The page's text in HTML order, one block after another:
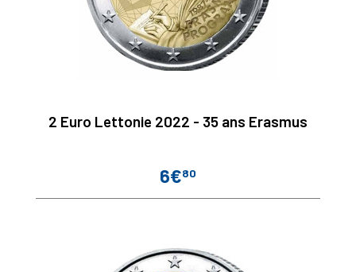
2 Euro Lettonie 2022 - 35 ans Erasmus
Prix
6€80